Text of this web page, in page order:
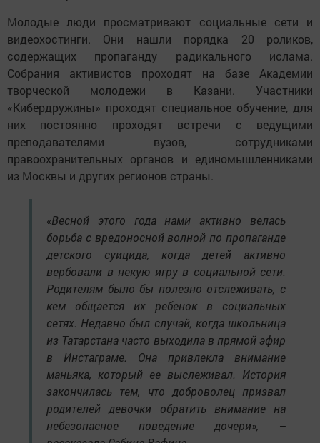
Молодые люди просматривают социальные сети и
видеохостинги. Они нашли порядка 20 роликов,
содержащих пропаганду радикального ислама.
Собрания активистов проходят на базе Академии
творческой молодежи в Казани. Участники
«Кибердружины» проходят специальное обучение, для
них постоянно проходят встречи с ведущими
преподавателями вузов, сотрудниками
правоохранительных органов и единомышленниками
из Москвы и других регионов страны.
«Весной этого года нами активно велась
борьба с вредоносной волной по пропаганде
детского суицида, когда детей активно
вербовали в некую игру в социальной сети.
Родителям было бы полезно отслеживать, с
кем общается их ребенок в социальных
сетях. Недавно был случай, когда школьница
из Татарстана часто выходила в прямой эфир
в Инстаграме. Она привлекла внимание
маньяка, который ее выслеживал. История
закончилась тем, что доброволец призвал
родителей девочки обратить внимание на
небезопасное поведение дочери», –